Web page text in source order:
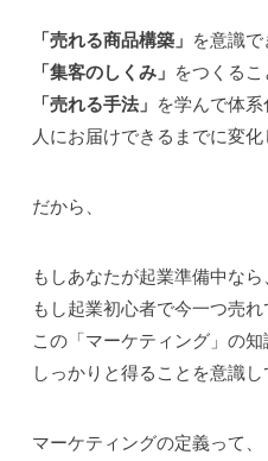
「売れる商品構築」 を意識で
「集客のしくみ」 をつくるこ
「売れる手法」 を学んで体系
人にお届けできるまでに変化
だから、
もしあなたが起業準備中なら、
もし起業初心者で今一つ売
この「マーケティング」の知
しっかりと得ることを意識し
マーケティングの定義って、